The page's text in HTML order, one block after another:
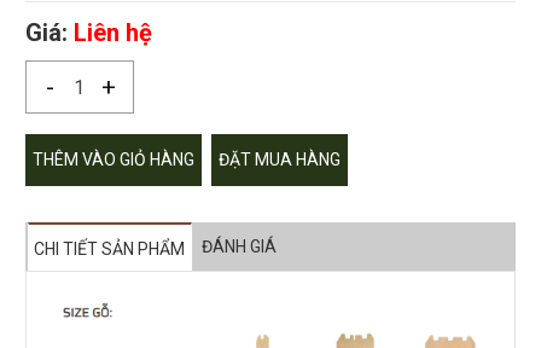
Giá: Liên hệ
-
+
THÊM VÀO GIỎ HÀNG ĐẶT MUA HÀNG
CHI TIẾT SẢN PHẨM ĐÁNH GIÁ